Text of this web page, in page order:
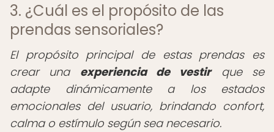
3. ¿Cuál es el propósito de las
prendas sensoriales?
El propósito principal de estas prendas es
crear una experiencia de vestirque se
adapte dinámicamente a los estados
emocionales del usuario, brindando confort,
calma o estímulo según sea necesario.